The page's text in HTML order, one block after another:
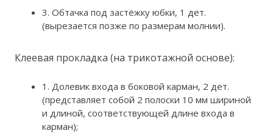
3. Обтачка под застёжку юбки, 1 дет.
(вырезается позже по размерам молнии).
Клеевая прокладка (на трикотажной основе):
1. Долевик входа в боковой карман, 2 дет.
(представляет собой 2 полоски 10 мм шириной
и длиной, соответствующей длине входа в
карман);